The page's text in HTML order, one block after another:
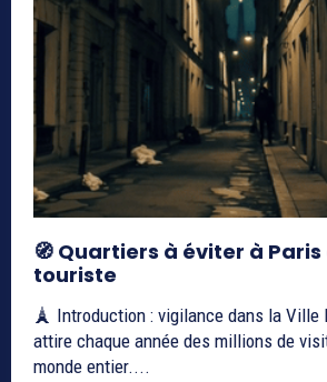
🧭 Quartiers à éviter à
touriste
🗼 Introduction : vigilance dans la
attire chaque année des millions de
monde entier....